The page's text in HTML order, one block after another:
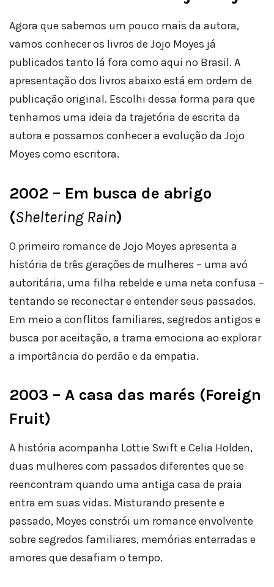
Agora que sabemos um pouco mais da autora,
vamos conhecer os livros de Jojo Moyes já
publicados tanto lá fora como aqui no Brasil. A
apresentação dos livros abaixo está em ordem de
publicação original. Escolhi dessa forma para que
tenhamos uma ideia da trajetória de escrita da
autora e possamos conhecer a evolução da Jojo
Moyes como escritora.
2002 – Em busca de abrigo
(Sheltering Rain)
O primeiro romance de Jojo Moyes apresenta a
história de três gerações de mulheres – uma avó
autoritária, uma filha rebelde e uma neta confusa –
tentando se reconectar e entender seus passados.
Em meio a conflitos familiares, segredos antigos e
busca por aceitação, a trama emociona ao explorar
a importância do perdão e da empatia.
2003 – A casa das marés (Foreign
Fruit)
A história acompanha Lottie Swift e Celia Holden,
duas mulheres com passados diferentes que se
reencontram quando uma antiga casa de praia
entra em suas vidas. Misturando presente e
passado, Moyes constrói um romance envolvente
sobre segredos familiares, memórias enterradas e
amores que desafiam o tempo.